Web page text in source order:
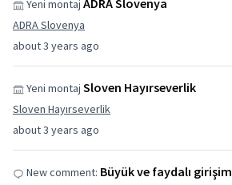
about 3 years ago
Yeni montaj ADRA Slovenya
ADRA Slovenya
about 3 years ago
Yeni montaj Sloven Hayırseverlik
Sloven Hayırseverlik
New comment: Büyük ve faydalı girişim